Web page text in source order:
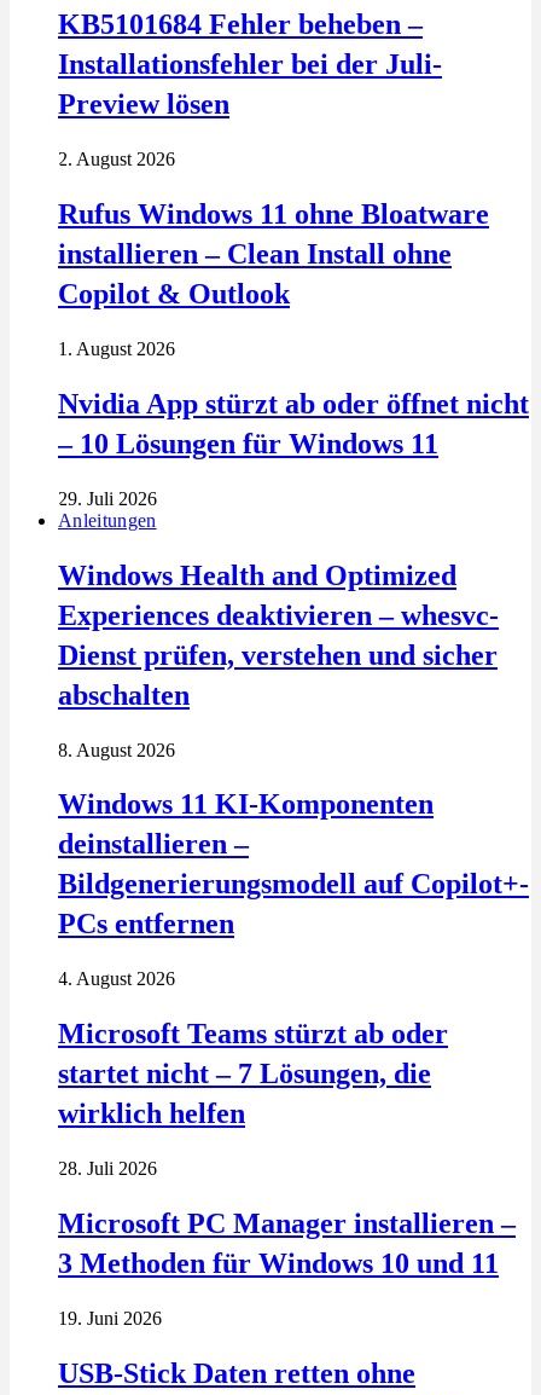
KB5101684 Fehler beheben –
Installationsfehler bei der Juli-
Preview lösen
2. August 2026
Rufus Windows 11 ohne Bloatware
installieren – Clean Install ohne
Copilot & Outlook
1. August 2026
Nvidia App stürzt ab oder öffnet nicht
– 10 Lösungen für Windows 11
29. Juli 2026
Anleitungen
Windows Health and Optimized
Experiences deaktivieren – whesvc-
Dienst prüfen, verstehen und sicher
abschalten
8. August 2026
Windows 11 KI-Komponenten
deinstallieren –
Bildgenerierungsmodell auf Copilot+-
PCs entfernen
4. August 2026
Microsoft Teams stürzt ab oder
startet nicht – 7 Lösungen, die
wirklich helfen
28. Juli 2026
Microsoft PC Manager installieren –
3 Methoden für Windows 10 und 11
19. Juni 2026
USB-Stick Daten retten ohne